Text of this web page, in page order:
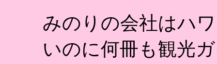
みのりの会社はハ
いのに何冊も観光